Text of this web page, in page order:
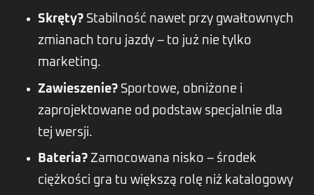
Skręty? Stabilność nawet przy gwałtownych
zmianach toru jazdy – to już nie tylko
marketing.
Zawieszenie? Sportowe, obniżone i
zaprojektowane od podstaw specjalnie dla
tej wersji.
Bateria? Zamocowana nisko – środek
ciężkości gra tu większą rolę niż katalogowy